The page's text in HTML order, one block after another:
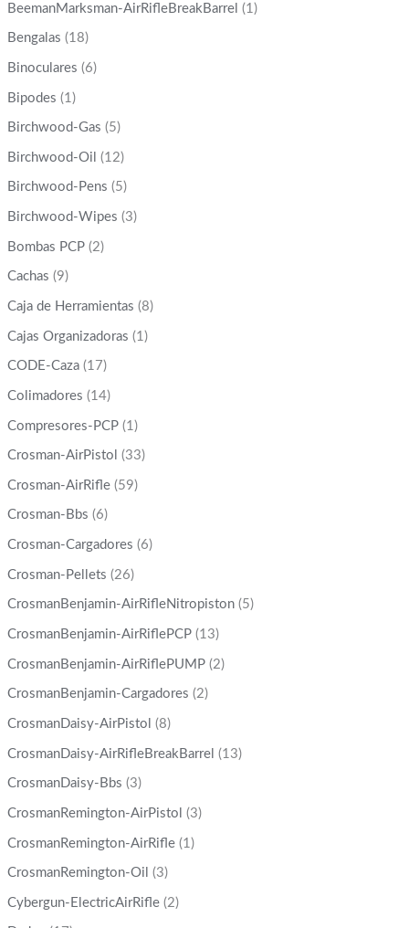
BeemanMarksman-AirRifleBreakBarrel (1)
Bengalas (18)
Binoculares (6)
Bipodes (1)
Birchwood-Gas (5)
Birchwood-Oil (12)
Birchwood-Pens (5)
Birchwood-Wipes (3)
Bombas PCP (2)
Cachas (9)
Caja de Herramientas (8)
Cajas Organizadoras (1)
CODE-Caza (17)
Colimadores (14)
Compresores-PCP (1)
Crosman-AirPistol (33)
Crosman-AirRifle (59)
Crosman-Bbs (6)
Crosman-Cargadores (6)
Crosman-Pellets (26)
CrosmanBenjamin-AirRifleNitropiston (5)
CrosmanBenjamin-AirRiflePCP (13)
CrosmanBenjamin-AirRiflePUMP (2)
CrosmanBenjamin-Cargadores (2)
CrosmanDaisy-AirPistol (8)
CrosmanDaisy-AirRifleBreakBarrel (13)
CrosmanDaisy-Bbs (3)
CrosmanRemington-AirPistol (3)
CrosmanRemington-AirRifle (1)
CrosmanRemington-Oil (3)
Cybergun-ElectricAirRifle (2)